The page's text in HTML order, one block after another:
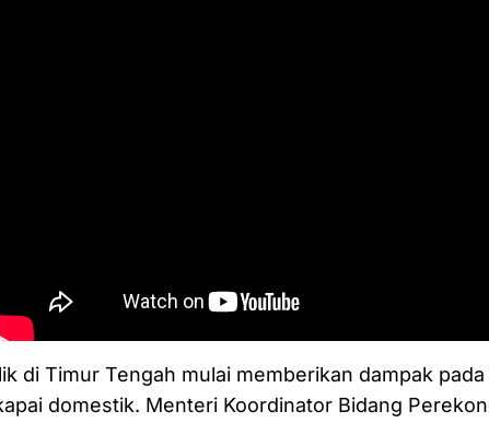
di Timur Tengah mulai memberikan dampak
domestik. Menteri Koordinator Bidang